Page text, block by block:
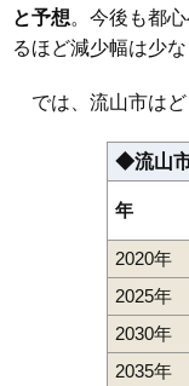
と予想。今後も都
るほど減少幅は少な
では、流山市はど
◆流山
年
2020年
2025年
2030年
2035年